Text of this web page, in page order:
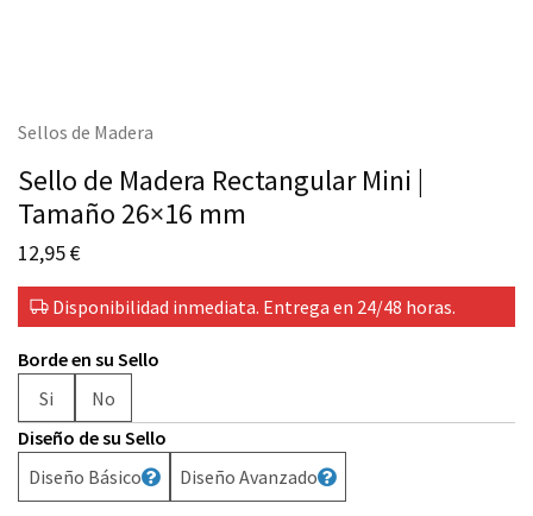
Sellos de Madera
Sello de Madera Rectangular Mini |
Tamaño 26×16 mm
12,95€
Disponibilidad inmediata. Entrega en 24/48 horas.
Borde en su Sello
Si
No
Diseño de su Sello
Diseño Básico
Diseño Avanzado